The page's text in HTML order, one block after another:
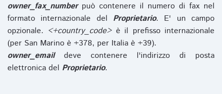
owner_fax_numberpuò contenere il numero di fax nel
formato internazionale del Proprietario. E' un campo
opzionale. <+country_code>è il prefisso internazionale
(per San Marino è +378, per Italia è +39).
owner_emaildeve contenere l'indirizzo di posta
elettronica del Proprietario.